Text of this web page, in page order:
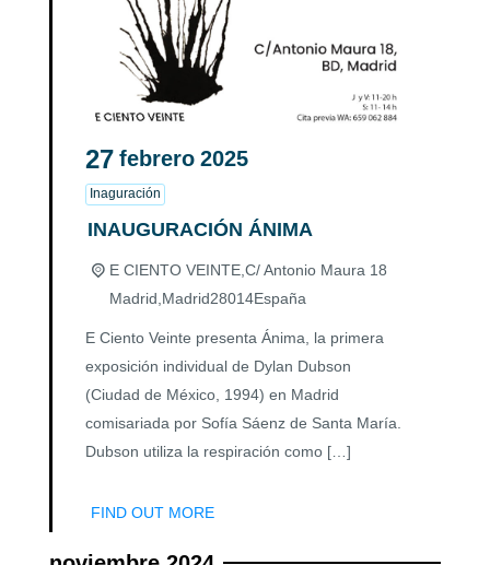
27 febrero 2025
Inaguración
INAUGURACIÓN ÁNIMA
E CIENTO VEINTE, C/ Antonio Maura 18
Madrid Madrid28014España
E Ciento Veinte presenta Ánima, la primera
exposición individual de Dylan Dubson
(Ciudad de México, 1994) en Madrid
comisariada por Sofía Sáenz de Santa María.
Dubson utiliza la respiración como […]
FIND OUT MORE